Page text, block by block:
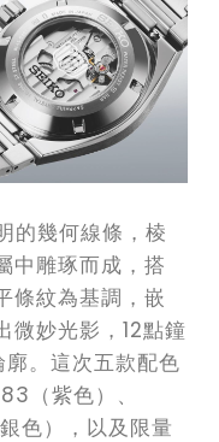
的幾何線條，棱
中雕琢而成，搭
條紋為基調，嵌
微妙光影，12點鐘
。這次五款配色
（紫色）、
色），以及限量